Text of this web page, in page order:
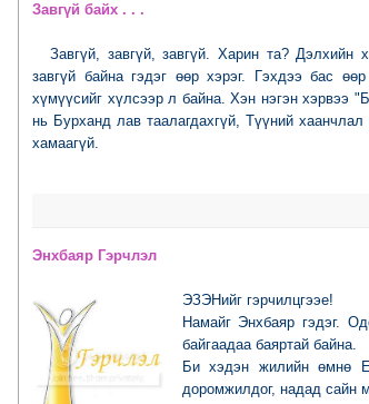
Завгүй байх . . .
Завгүй, завгүй, завгүй. Харин та?
завгүй байна гэдэг өөр хэрэг. Гэхдээ бас
хүмүүсийг хүлсээр л байна. Хэн нэгэн хэрвээ
нь Бурханд лав таалагдахгүй, Түүний
хамаагүй.
Энхбаяр Гэрчлэл
ЭЗЭНийг гэрчилцгээе!
Намайг Энхбаяр гэдэг.
байгаадаа баяртай байна.
Би хэдэн жилийн өмнө
доромжилдог, надад сайн